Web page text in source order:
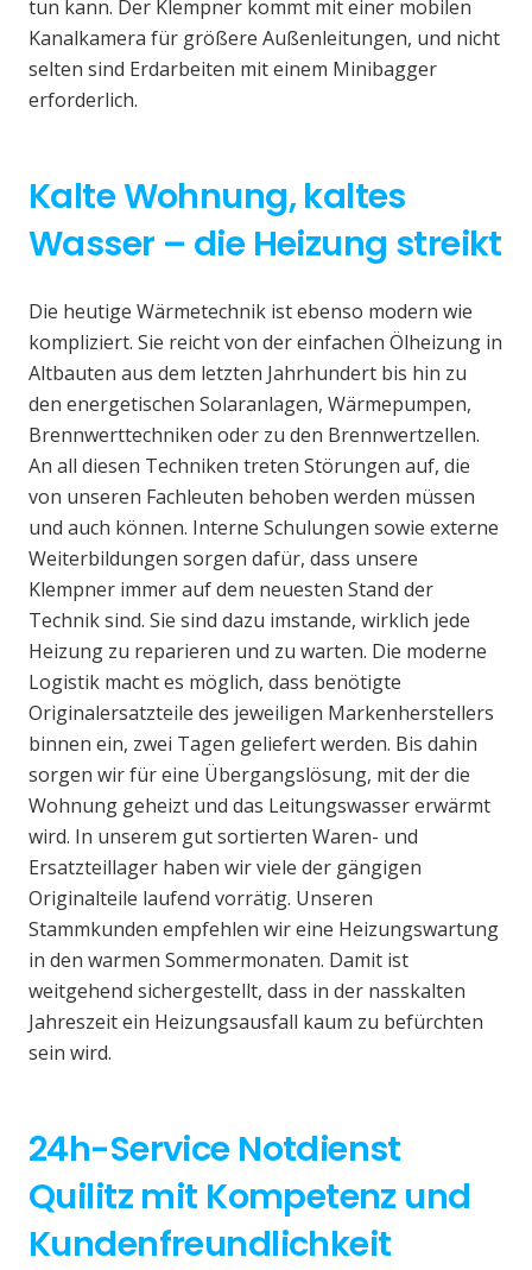
tun kann. Der Klempner kommt mit einer mobilen
Kanalkamera für größere Außenleitungen, und nicht
selten sind Erdarbeiten mit einem Minibagger
erforderlich.
Kalte Wohnung, kaltes
Wasser – die Heizung streikt
Die heutige Wärmetechnik ist ebenso modern wie
kompliziert. Sie reicht von der einfachen Ölheizung in
Altbauten aus dem letzten Jahrhundert bis hin zu
den energetischen Solaranlagen, Wärmepumpen,
Brennwerttechniken oder zu den Brennwertzellen.
An all diesen Techniken treten Störungen auf, die
von unseren Fachleuten behoben werden müssen
und auch können. Interne Schulungen sowie externe
Weiterbildungen sorgen dafür, dass unsere
Klempner immer auf dem neuesten Stand der
Technik sind. Sie sind dazu imstande, wirklich jede
Heizung zu reparieren und zu warten. Die moderne
Logistik macht es möglich, dass benötigte
Originalersatzteile des jeweiligen Markenherstellers
binnen ein, zwei Tagen geliefert werden. Bis dahin
sorgen wir für eine Übergangslösung, mit der die
Wohnung geheizt und das Leitungswasser erwärmt
wird. In unserem gut sortierten Waren- und
Ersatzteillager haben wir viele der gängigen
Originalteile laufend vorrätig. Unseren
Stammkunden empfehlen wir eine Heizungswartung
in den warmen Sommermonaten. Damit ist
weitgehend sichergestellt, dass in der nasskalten
Jahreszeit ein Heizungsausfall kaum zu befürchten
sein wird.
24h-Service Notdienst
Quilitz mit Kompetenz und
Kundenfreundlichkeit